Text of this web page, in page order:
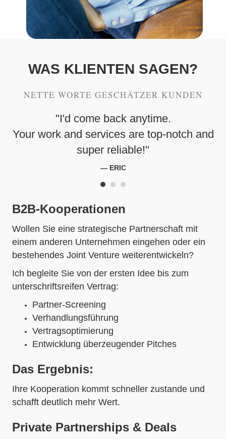
WAS KLIENTEN SAGEN?
NETTE WORTE GESCHÄTZER KUNDEN
"I'd come back anytime.
Your work and services are top-notch and
super reliable!"
— ERIC
B2B-Kooperationen
Wollen Sie eine strategische Partnerschaft mit
einem anderen Unternehmen eingehen oder ein
bestehendes Joint Venture weiterentwickeln?
Ich begleite Sie von der ersten Idee bis zum
unterschriftsreifen Vertrag:
Partner-Screening
Verhandlungsführung
Vertragsoptimierung
Entwicklung überzeugender Pitches
Das Ergebnis:
Ihre Kooperation kommt schneller zustande und
schafft deutlich mehr Wert.
Private Partnerships & Deals